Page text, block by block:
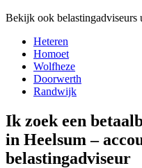
Bekijk ook belastingadviseurs
Heteren
Homoet
Wolfheze
Doorwerth
Randwijk
Ik zoek een
in Heelsum –
belastingadviseur